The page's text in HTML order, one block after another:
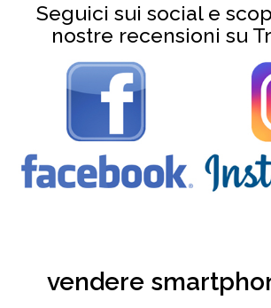
Seguici sui social e
nostre recensioni su
vendere